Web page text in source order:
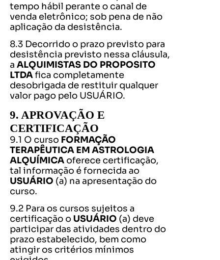
tempo hábil perante o canal de
venda eletrônico; sob pena de não
aplicação da desistência.
8.3 Decorrido o prazo previsto para
desistência previsto nessa cláusula,
a ALQUIMISTAS DO PROPOSITO
LTDAfica completamente
desobrigada de restituir qualquer
valor pago pelo USUÁRIO.
9. APROVAÇÃO E
CERTIFICAÇÃO
9.1 O curso FORMAÇÃO
TERAPÊUTICA EM ASTROLOGIA
ALQUÍMICA oferece certificação,
tal informação é fornecida ao
USUÁRIO (a) na apresentação do
curso.
9.2 Para os cursos sujeitos a
certificação o USUÁRIO (a) deve
participar das atividades dentro do
prazo estabelecido, bem como
atingir os critérios mínimos